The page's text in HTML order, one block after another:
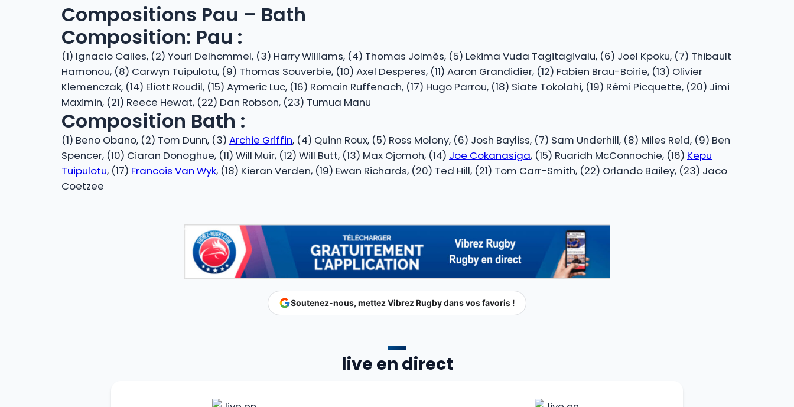
Compositions Pau – Bath
Composition: Pau :
(1) Ignacio Calles, (2) Youri Delhommel, (3) Harry Williams, (4) Thomas Jolmès, (5) Lekima Vuda Tagitagivalu, (6) Joel Kpoku, (7) Thibault
Hamonou, (8) Carwyn Tuipulotu, (9) Thomas Souverbie, (10) Axel Desperes, (11) Aaron Grandidier, (12) Fabien Brau-Boirie, (13) Olivier
Klemenczak, (14) Eliott Roudil, (15) Aymeric Luc, (16) Romain Ruffenach, (17) Hugo Parrou, (18) Siate Tokolahi, (19) Rémi Picquette, (20) Jimi
Maximin, (21) Reece Hewat, (22) Dan Robson, (23) Tumua Manu
Composition Bath :
(1) Beno Obano, (2) Tom Dunn, (3) Archie Griffin, (4) Quinn Roux, (5) Ross Molony, (6) Josh Bayliss, (7) Sam Underhill, (8) Miles Reid, (9) Ben
Spencer, (10) Ciaran Donoghue, (11) Will Muir, (12) Will Butt, (13) Max Ojomoh, (14) Joe Cokanasiga, (15) Ruaridh McConnochie, (16) Kepu
Tuipulotu, (17) Francois Van Wyk, (18) Kieran Verden, (19) Ewan Richards, (20) Ted Hill, (21) Tom Carr-Smith, (22) Orlando Bailey, (23) Jaco
Coetzee
Soutenez-nous, mettez Vibrez Rugby dans vos favoris !
live en direct